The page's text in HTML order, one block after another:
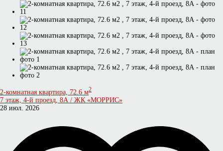
2-комнатная квартира, 72.6 м2
7 этаж, 4-й проезд, 8А / ЖК «МОРРИС»
28 июл. 2026